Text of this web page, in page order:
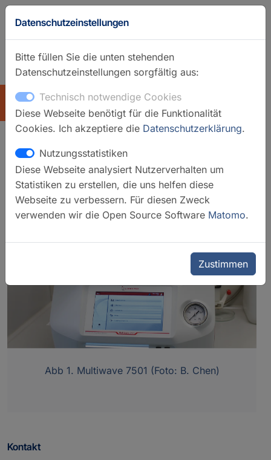
GFZ-Startseite
ÜBERSICHT
HELGES – Proben-
Aufschlusssystem
Abb 1. Multiwave 7501 (Foto: B. Chen)
Kontakt
Datenschutzeinstellungen
Bitte füllen Sie die unten stehenden
Datenschutzeinstellungen sorgfältig aus:
Technisch notwendige Cookies
Diese Webseite benötigt für die Funktionalität
Cookies. Ich akzeptiere die Datenschutzerklärung.
Nutzungsstatistiken
Diese Webseite analysiert Nutzerverhalten um
Statistiken zu erstellen, die uns helfen diese
Webseite zu verbessern. Für diesen Zweck
verwenden wir die Open Source Software Matomo.
Zustimmen